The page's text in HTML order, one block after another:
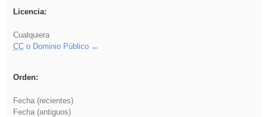
Licencia:
Cualquiera
CCo Dominio Público
Orden:
Fecha (recientes)
Fecha (antiguos)